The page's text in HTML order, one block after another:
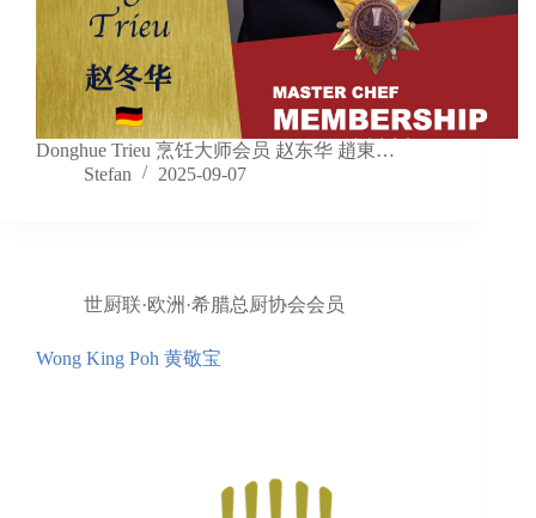
Donghue Trieu 烹饪大师会员 赵东华 趙東…
Stefan
2025-09-07
世厨联·欧洲·希腊总厨协会会员
Wong King Poh 黄敬宝